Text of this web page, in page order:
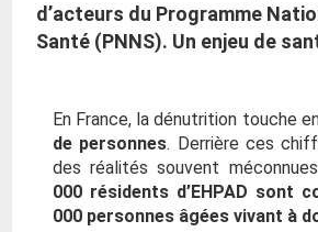
d’acteurs du Programme
Santé (PNNS). Un enjeu de
En France, la dénutrition touche
de personnes. Derrière ces
des réalités souvent
000 résidents d’EHPAD sont
000 personnes âgées vivant à